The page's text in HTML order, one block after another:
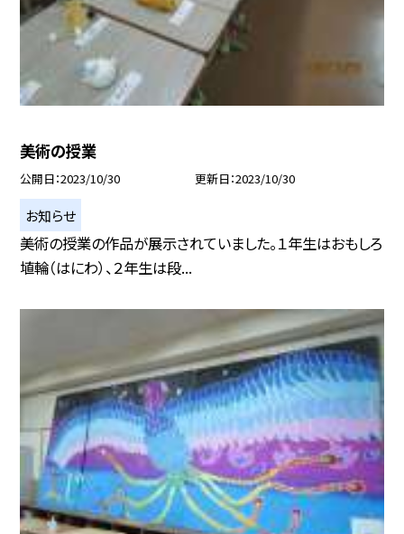
美術の授業
公開日 2023/10/30 更新日 2023/10/30
お知らせ
美術の授業の作品が展示されていました。１年生はおもしろ
埴輪（はにわ）、２年生は段...